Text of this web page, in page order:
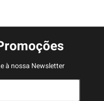
à nossa Newsletter